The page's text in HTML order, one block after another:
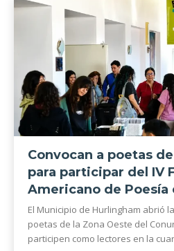
Convocan a poetas
para participar del IV
Americano de Poesía
El Municipio de Hurlingham abrió
poetas de la Zona Oeste del
participen como lectores en la